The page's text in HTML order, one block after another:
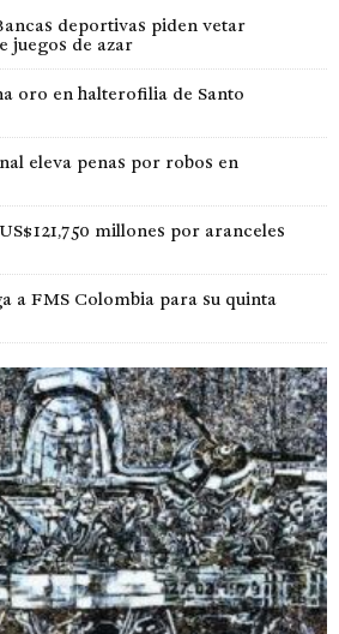
deportivas piden vetar
juegos de azar
oro en halterofilia de Santo
eleva penas por robos en
millones por aranceles
a FMS Colombia para su quinta